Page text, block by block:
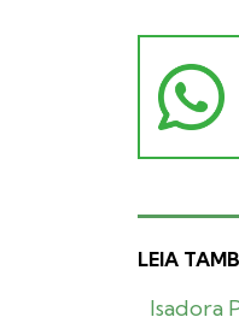
LEIA
Isadora